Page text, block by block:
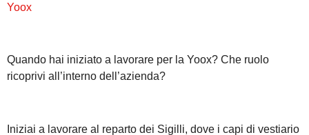
Yoox
Quando hai iniziato a lavorare per la Yoox? Che ruolo
ricoprivi all’interno dell’azienda?
Iniziai a lavorare al reparto dei Sigilli, dove i capi di vestiario